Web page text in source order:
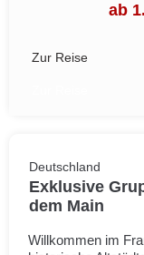
ab
Zur Reise
Deutschland
Exklusive
dem Main
Willkommen im